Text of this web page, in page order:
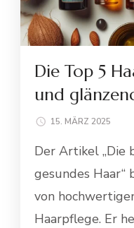
Die Top 5
und
15. MÄRZ 2025
Der Artikel „Die
gesundes
von
Haarpflege. Er